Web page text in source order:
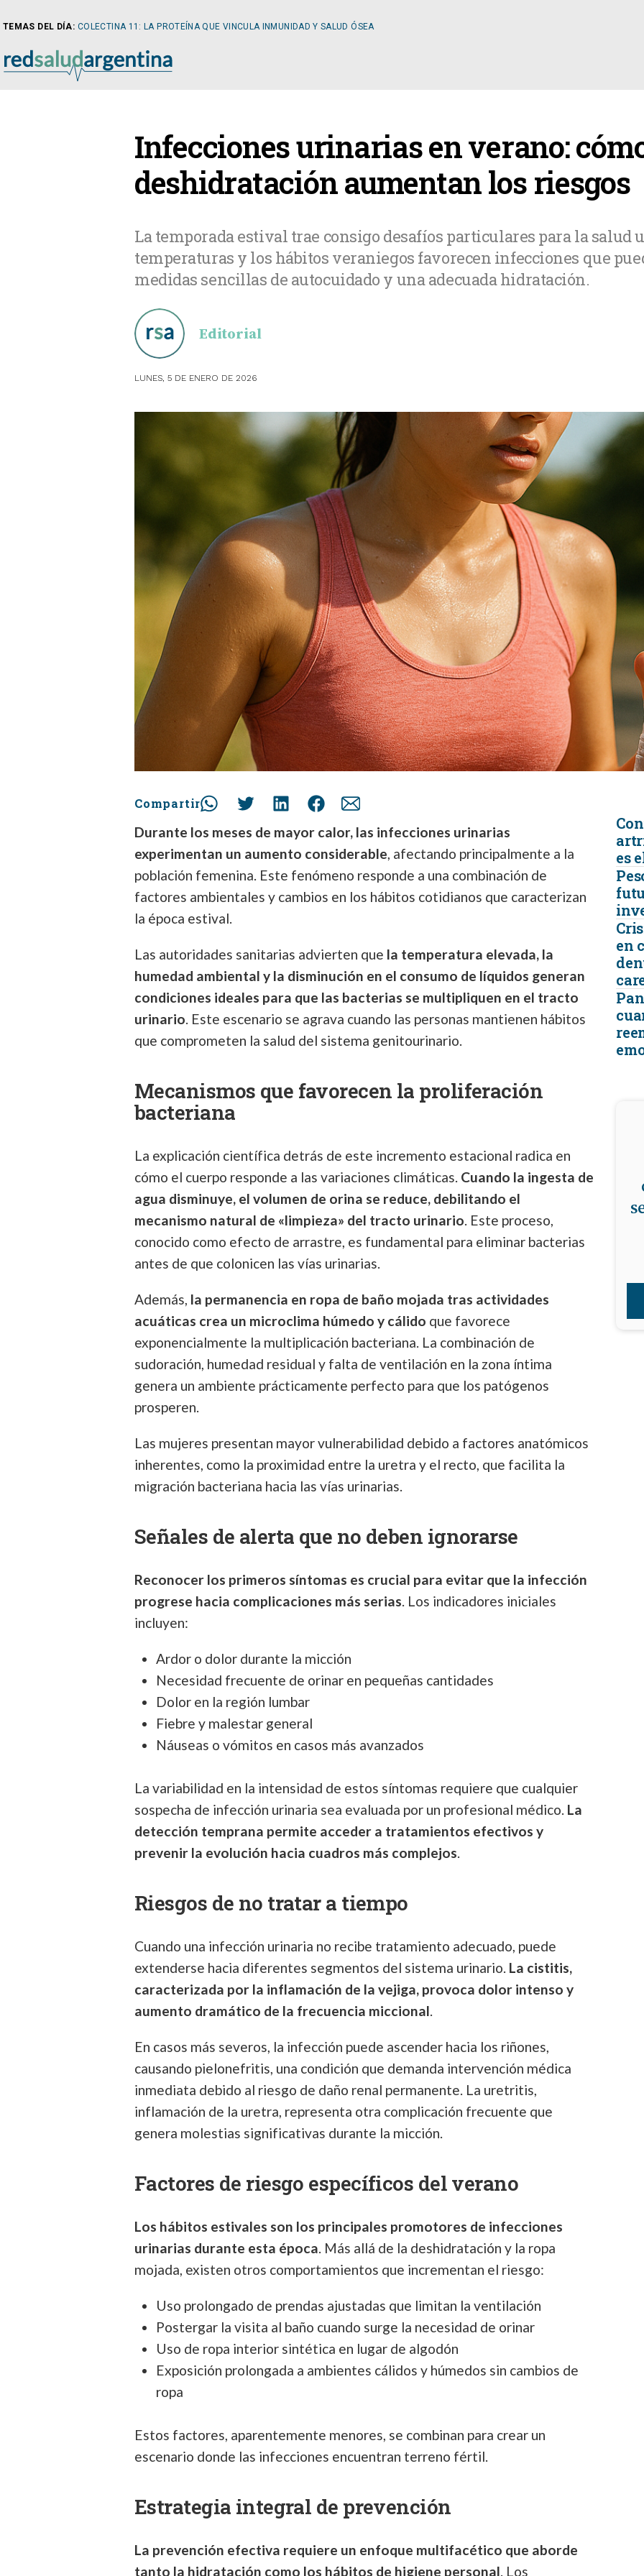
TEMAS DEL DÍA: COLECTINA 11: LA PROTEÍNA QUE VINCULA INMUNIDAD Y SALUD ÓSEA
CARDIOLOGÍA CIRUGÍA GENERAL
DIABETOLOGÍA
Infecciones urinarias en verano:
deshidratación aumentan los riesgos
La temporada estival trae consigo desafíos particulares para la salud
temperaturas y los hábitos veraniegos favorecen infecciones que
medidas sencillas de autocuidado y una adecuada hidratación.
Editorial
LUNES, 5 DE ENERO DE 2026
Compartir
Durante los meses de mayor calor, las infecciones urinarias
experimentan un aumento considerable, afectando principalmente a la
población femenina. Este fenómeno responde a una combinación de
factores ambientales y cambios en los hábitos cotidianos que caracterizan
la época estival.
Las autoridades sanitarias advierten que la temperatura elevada, la
humedad ambiental y la disminución en el consumo de líquidos generan
condiciones ideales para que las bacterias se multipliquen en el tracto
urinario. Este escenario se agrava cuando las personas mantienen hábitos
que comprometen la salud del sistema genitourinario.
Mecanismos que favorecen la proliferación
bacteriana
La explicación científica detrás de este incremento estacional radica en
cómo el cuerpo responde a las variaciones climáticas. Cuando la ingesta de
agua disminuye, el volumen de orina se reduce, debilitando el
mecanismo natural de «limpieza» del tracto urinario. Este proceso,
conocido como efecto de arrastre, es fundamental para eliminar bacterias
antes de que colonicen las vías urinarias.
Además, la permanencia en ropa de baño mojada tras actividades
acuáticas crea un microclima húmedo y cálido que favorece
exponencialmente la multiplicación bacteriana. La combinación de
sudoración, humedad residual y falta de ventilación en la zona íntima
genera un ambiente prácticamente perfecto para que los patógenos
prosperen.
Las mujeres presentan mayor vulnerabilidad debido a factores anatómicos
inherentes, como la proximidad entre la uretra y el recto, que facilita la
migración bacteriana hacia las vías urinarias.
Señales de alerta que no deben ignorarse
Reconocer los primeros síntomas es crucial para evitar que la infección
progrese hacia complicaciones más serias. Los indicadores iniciales
incluyen:
Ardor o dolor durante la micción
Necesidad frecuente de orinar en pequeñas cantidades
Dolor en la región lumbar
Fiebre y malestar general
Náuseas o vómitos en casos más avanzados
La variabilidad en la intensidad de estos síntomas requiere que cualquier
sospecha de infección urinaria sea evaluada por un profesional médico. La
detección temprana permite acceder a tratamientos efectivos y
prevenir la evolución hacia cuadros más complejos.
Riesgos de no tratar a tiempo
Cuando una infección urinaria no recibe tratamiento adecuado, puede
extenderse hacia diferentes segmentos del sistema urinario. La cistitis,
caracterizada por la inflamación de la vejiga, provoca dolor intenso y
aumento dramático de la frecuencia miccional.
En casos más severos, la infección puede ascender hacia los riñones,
causando pielonefritis, una condición que demanda intervención médica
inmediata debido al riesgo de daño renal permanente. La uretritis,
inflamación de la uretra, representa otra complicación frecuente que
genera molestias significativas durante la micción.
Factores de riesgo específicos del verano
Los hábitos estivales son los principales promotores de infecciones
urinarias durante esta época. Más allá de la deshidratación y la ropa
mojada, existen otros comportamientos que incrementan el riesgo:
Uso prolongado de prendas ajustadas que limitan la ventilación
Postergar la visita al baño cuando surge la necesidad de orinar
Uso de ropa interior sintética en lugar de algodón
Exposición prolongada a ambientes cálidos y húmedos sin cambios de
ropa
Estos factores, aparentemente menores, se combinan para crear un
escenario donde las infecciones encuentran terreno fértil.
Estrategia integral de prevención
La prevención efectiva requiere un enfoque multifacético que aborde
tanto la hidratación como los hábitos de higiene personal. Los
es
en